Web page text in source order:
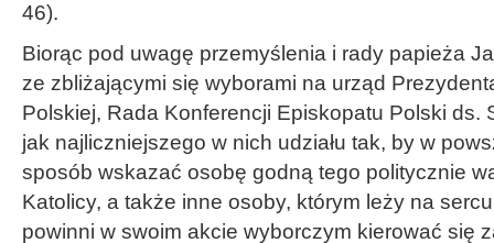
46).
Biorąc pod uwagę przemyślenia i rady papieża
ze zbliżającymi się wyborami na urząd
Polskiej, Rada Konferencji Episkopatu Polski ds.
jak najliczniejszego w nich udziału tak, by w
sposób wskazać osobę godną tego politycznie
Katolicy, a także inne osoby, którym leży na
powinni w swoim akcie wyborczym kierować się